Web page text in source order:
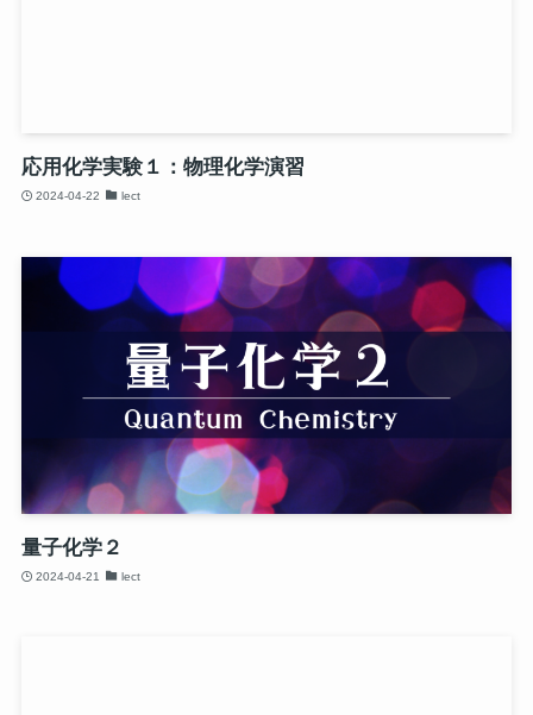
応用化学実験１：物理化学演習
2024-04-22 lect
量子化学２
2024-04-21 lect